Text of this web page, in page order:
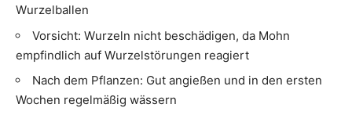
Wurzelballen
Vorsicht: Wurzeln nicht beschädigen, da Mohn
empfindlich auf Wurzelstörungen reagiert
Nach dem Pflanzen: Gut angießen und in den ersten
Wochen regelmäßig wässern